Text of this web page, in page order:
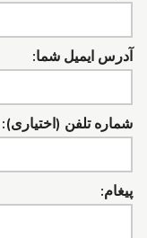
آدرس ایمیل شما:
شماره تلفن (اختیاری):
پیغام: